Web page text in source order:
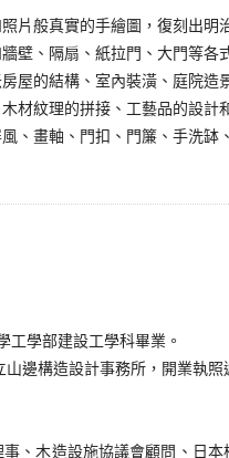
片般真實的手繪圖，復刻出
壁、隔扇、紙拉門、大門等
屋的結構、室內裝潢、庭院
材紋理的拼接、工藝品的設
、畫軸、門扣、門簾、手洗
學部建設工學科畢業。
邊構造設計事務所，開業執照
、木造設施協議會顧問、日